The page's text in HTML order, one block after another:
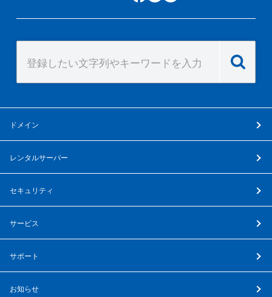
ドメイン
レンタルサーバー
セキュリティ
サービス
サポート
お知らせ